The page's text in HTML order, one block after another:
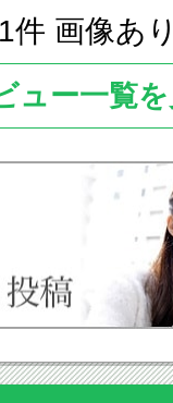
件 画像あ
ュー一覧